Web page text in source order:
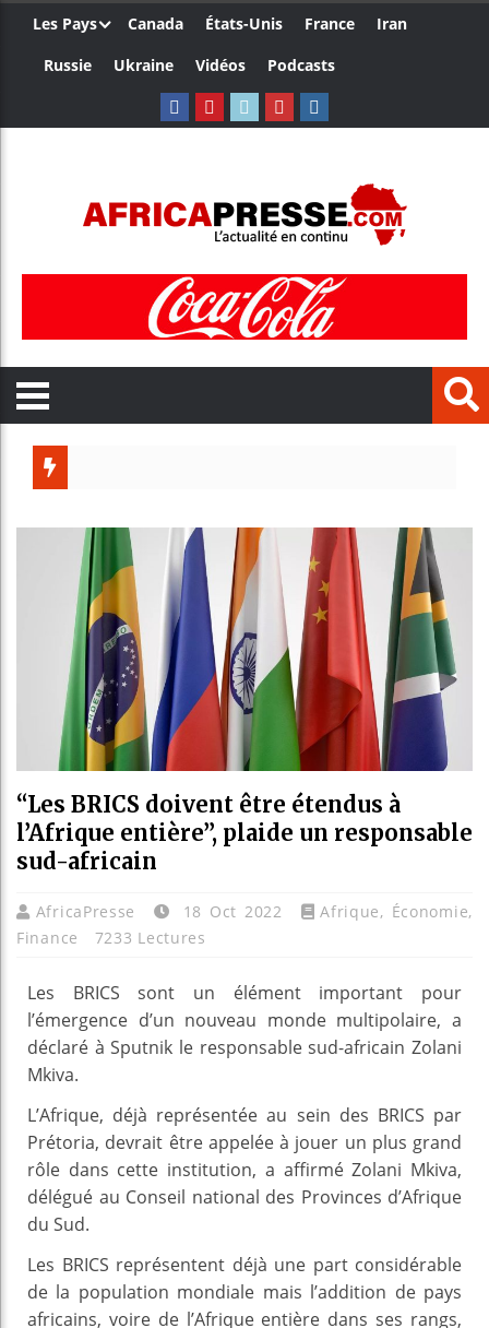
Les Pays Canada États-Unis France
Iran
Russie
Ukraine Vidéos Podcasts
Réforme
Bénin :
Aliko
“Les BRICS doivent être étendus à
l’Afrique entière”, plaide un responsable
sud-africain
AfricaPresse 18 Oct 2022 Afrique, Économie,
Finance
7233 Lectures
Les BRICS sont un élément important pour
l’émergence d’un nouveau monde multipolaire, a
déclaré à Sputnik le responsable sud-africain Zolani
Mkiva.
L’Afrique, déjà représentée au sein des BRICS par
Prétoria, devrait être appelée à jouer un plus grand
rôle dans cette institution, a affirmé Zolani Mkiva,
délégué au Conseil national des Provinces d’Afrique
du Sud.
Les BRICS représentent déjà une part considérable
de la population mondiale mais l’addition de pays
africains, voire de l’Afrique entière dans ses rangs,